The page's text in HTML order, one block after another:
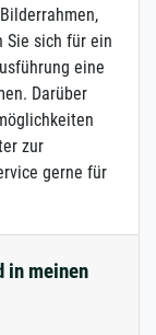
Sie sich für ein
eine
Darüber
zur
gerne für
in meinen